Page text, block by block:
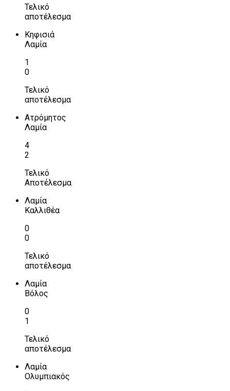
Τελικό
αποτέλεσμα
Κηφισιά
Λαμία
1
0
Τελικό
αποτέλεσμα
Ατρόμητος
Λαμία
4
2
Τελικό
Αποτέλεσμα
Λαμία
Καλλιθέα
0
0
Τελικό
αποτέλεσμα
Λαμία
Βόλος
0
1
Τελικό
αποτέλεσμα
Λαμία
Ολυμπιακός